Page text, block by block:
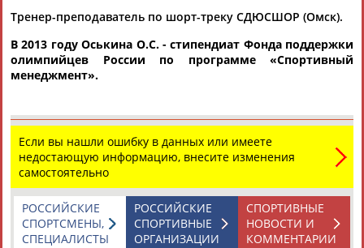
АББАТЕ-
БУЛАТОВА
АББЯСОВА
АБДИКАРИМОВААБДРАХМАНОВ
Тренер-преподаватель по шорт-треку СДЮСШОР (Омск).
В 2013 году Оськина О.С. - стипендиат Фонда поддержки
олимпийцев России по программе «Спортивный
менеджмент».
Если вы нашли ошибку в данных или имеете
недостающую информацию, внесите изменения
самостоятельно
СПОРТИВНЫЕ
НОВОСТИ И
КОММЕНТАРИИ
РОССИЙСКИЕ
СПОРТИВНЫЕ
ОРГАНИЗАЦИИ
РОССИЙСКИЕ
СПОРТСМЕНЫ,
СПЕЦИАЛИСТЫ